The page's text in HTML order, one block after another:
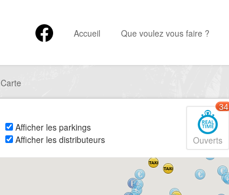
Accueil Que voulez vous faire ?
Carte
Afficher les parkings
Afficher les distributeurs
Ouverts
34